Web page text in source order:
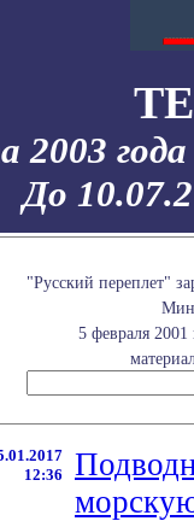
2003
До
"Русский переплет"
5 февраля
12:36